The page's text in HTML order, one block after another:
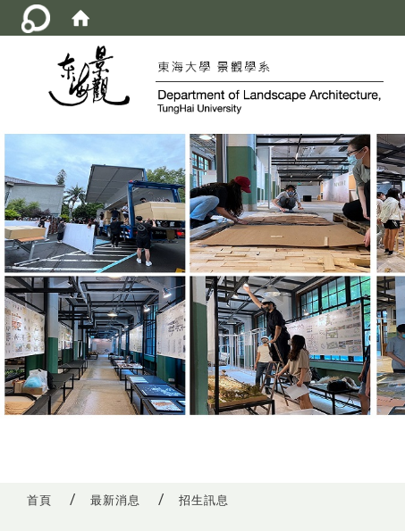
首頁 最新消息 招生訊息